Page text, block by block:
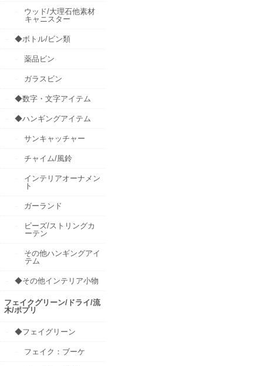
ウッド/大理石他素材
キャニスター
◆ボトル/ビン類
薬品ビン
ガラスビン
◆数字・文字アイテム
◆ハンギングアイテム
サンキャッチャー
チャイム/風鈴
インテリアオーナメン
ト
ガーランド
ビーズ/ストリングカ
ーテン
その他ハンギングアイ
テム
◆その他インテリア小物
フェイクグリーン/ドライ/流
木/ポプリ
◆フェイグリーン
フェイク：ブーケ